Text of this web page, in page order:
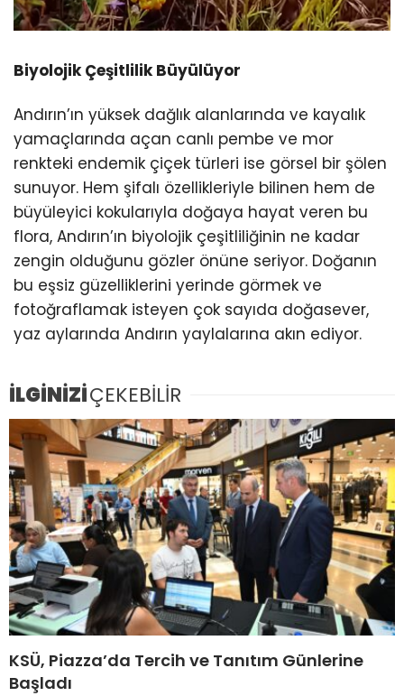
Biyolojik Çeşitlilik Büyülüyor
Andırın’ın yüksek dağlık alanlarında ve kayalık
yamaçlarında açan canlı pembe ve mor
renkteki endemik çiçek türleri ise görsel bir şölen
sunuyor. Hem şifalı özellikleriyle bilinen hem de
büyüleyici kokularıyla doğaya hayat veren bu
flora, Andırın’ın biyolojik çeşitliliğinin ne kadar
zengin olduğunu gözler önüne seriyor. Doğanın
bu eşsiz güzelliklerini yerinde görmek ve
fotoğraflamak isteyen çok sayıda doğasever,
yaz aylarında Andırın yaylalarına akın ediyor.
İLGİNİZİÇEKEBİLİR
KSÜ, Piazza’da Tercih ve Tanıtım Günlerine
Başladı